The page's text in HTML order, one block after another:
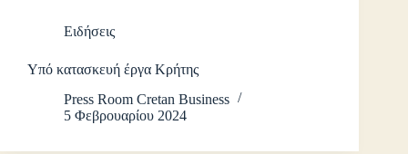
Ειδήσεις
Υπό κατασκευή έργα Κρήτης
Press Room Cretan Business
5 Φεβρουαρίου 2024